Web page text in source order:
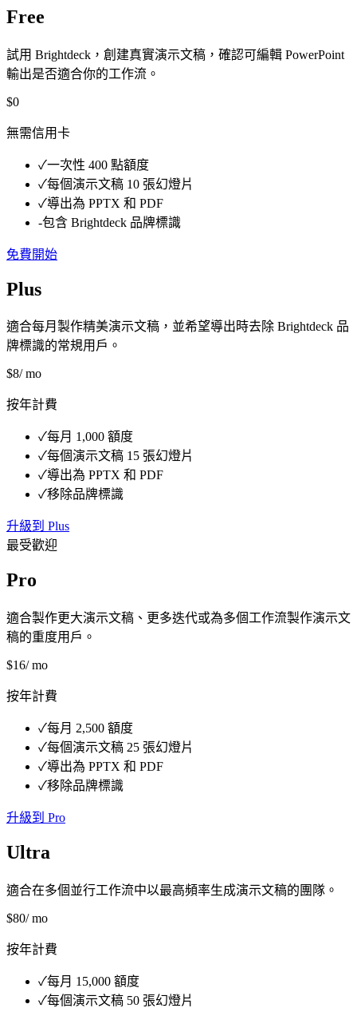
Free
試用 Brightdeck，創建真實演示文稿，確認可編輯 PowerPoint
輸出是否適合你的工作流。
$0
無需信用卡
✓一次性 400 點額度
✓每個演示文稿 10 張幻燈片
✓導出為 PPTX 和 PDF
-包含 Brightdeck 品牌標識
免費開始
Plus
適合每月製作精美演示文稿，並希望導出時去除 Brightdeck 品
牌標識的常規用戶。
$8/ mo
按年計費
✓每月 1,000 額度
✓每個演示文稿 15 張幻燈片
✓導出為 PPTX 和 PDF
✓移除品牌標識
升級到 Plus
最受歡迎
Pro
適合製作更大演示文稿、更多迭代或為多個工作流製作演示文
稿的重度用戶。
$16/ mo
按年計費
✓每月 2,500 額度
✓每個演示文稿 25 張幻燈片
✓導出為 PPTX 和 PDF
✓移除品牌標識
升級到 Pro
Ultra
適合在多個並行工作流中以最高頻率生成演示文稿的團隊。
$80/ mo
按年計費
✓每月 15,000 額度
✓每個演示文稿 50 張幻燈片